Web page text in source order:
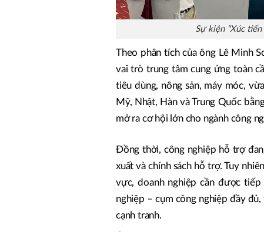
Sự kiện “Xúc
Theo phân tích của ông Lê Minh
vai trò trung tâm cung ứng toàn
tiêu dùng, nông sản, máy móc,
Mỹ, Nhật, Hàn và Trung Quốc
mở ra cơ hội lớn cho ngành công
Đồng thời, công nghiệp hỗ trợ
xuất và chính sách hỗ trợ. Tuy
vực, doanh nghiệp cần được
nghiệp – cụm công nghiệp đầy
cạnh tranh.